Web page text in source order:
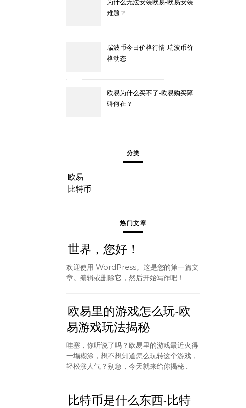
为什么无法安装欧易-欧易安装
难题？
瑞波币今日价格行情-瑞波币价
格动态
欧易为什么买不了-欧易购买障
碍何在？
分类
欧易
比特币
热门文章
世界，您好！
欢迎使用 WordPress。这是您的第一篇文
章。编辑或删除它，然后开始写作吧！
欧易里的游戏怎么玩-欧
易游戏玩法揭秘
哇塞，你听说了吗？欧易里的游戏最近火得
一塌糊涂，想不想知道怎么玩转这个游戏，
轻松涨人气？别急，今天就来给你揭秘...
比特币是什么东西-比特